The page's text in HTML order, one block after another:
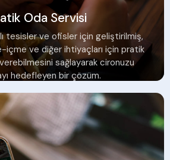
Oda Servisi
tesisler ve ofisler için geliştirilmiş,
içme ve diğer ihtiyaçları için pratik
sağlayarak cironuzu
hedefleyen bir çözüm.